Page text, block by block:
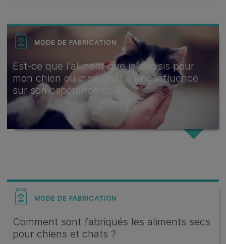
MODE DE FABRICATION
Est-ce que l’aliment que je choisis pour
mon chien ou mon chat a une influence
sur son espérance de vie ?
MODE DE FABRICATION
Comment sont fabriqués les aliments secs
pour chiens et chats ?